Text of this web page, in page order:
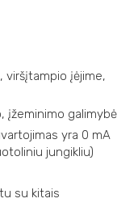
viršįtampio įėjime,
įžeminimo galimybė
yra 0 mA
jungikliu)
su kitais